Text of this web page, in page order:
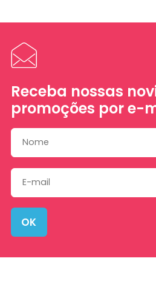
Receba nossas
promoções por e-
OK